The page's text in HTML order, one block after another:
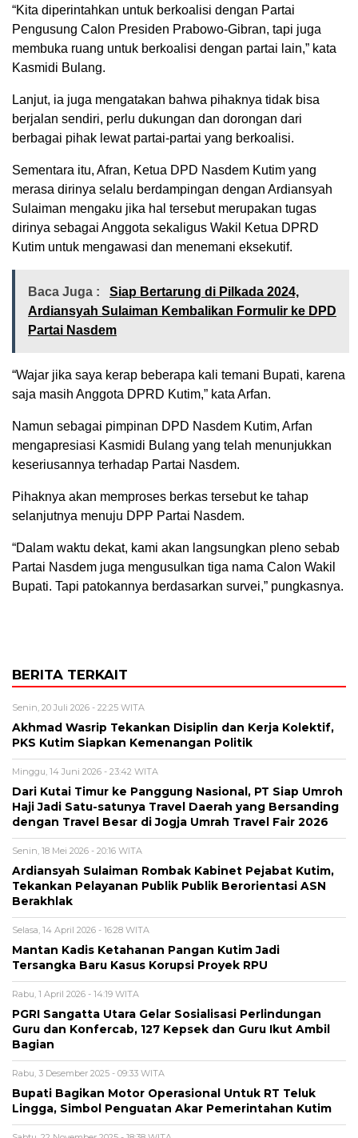
“Kita diperintahkan untuk berkoalisi dengan Partai
Pengusung Calon Presiden Prabowo-Gibran, tapi juga
membuka ruang untuk berkoalisi dengan partai lain,” kata
Kasmidi Bulang.
Lanjut, ia juga mengatakan bahwa pihaknya tidak bisa
berjalan sendiri, perlu dukungan dan dorongan dari
berbagai pihak lewat partai-partai yang berkoalisi.
Sementara itu, Afran, Ketua DPD Nasdem Kutim yang
merasa dirinya selalu berdampingan dengan Ardiansyah
Sulaiman mengaku jika hal tersebut merupakan tugas
dirinya sebagai Anggota sekaligus Wakil Ketua DPRD
Kutim untuk mengawasi dan menemani eksekutif.
Baca Juga :
Siap Bertarung di Pilkada 2024,
Ardiansyah Sulaiman Kembalikan Formulir ke DPD
Partai Nasdem
“Wajar jika saya kerap beberapa kali temani Bupati, karena
saja masih Anggota DPRD Kutim,” kata Arfan.
Namun sebagai pimpinan DPD Nasdem Kutim, Arfan
mengapresiasi Kasmidi Bulang yang telah menunjukkan
keseriusannya terhadap Partai Nasdem.
Pihaknya akan memproses berkas tersebut ke tahap
selanjutnya menuju DPP Partai Nasdem.
“Dalam waktu dekat, kami akan langsungkan pleno sebab
Partai Nasdem juga mengusulkan tiga nama Calon Wakil
Bupati. Tapi patokannya berdasarkan survei,” pungkasnya.
BERITA TERKAIT
Senin, 20 Juli 2026 - 22:25 WITA
Akhmad Wasrip Tekankan Disiplin dan Kerja Kolektif,
PKS Kutim Siapkan Kemenangan Politik
Minggu, 14 Juni 2026 - 23:42 WITA
Dari Kutai Timur ke Panggung Nasional, PT Siap Umroh
Haji Jadi Satu-satunya Travel Daerah yang Bersanding
dengan Travel Besar di Jogja Umrah Travel Fair 2026
Senin, 18 Mei 2026 - 20:16 WITA
Ardiansyah Sulaiman Rombak Kabinet Pejabat Kutim,
Tekankan Pelayanan Publik Publik Berorientasi ASN
Berakhlak
Selasa, 14 April 2026 - 16:28 WITA
Mantan Kadis Ketahanan Pangan Kutim Jadi
Tersangka Baru Kasus Korupsi Proyek RPU
Rabu, 1 April 2026 - 14:19 WITA
PGRI Sangatta Utara Gelar Sosialisasi Perlindungan
Guru dan Konfercab, 127 Kepsek dan Guru Ikut Ambil
Bagian
Rabu, 3 Desember 2025 - 09:33 WITA
Bupati Bagikan Motor Operasional Untuk RT Teluk
Lingga, Simbol Penguatan Akar Pemerintahan Kutim